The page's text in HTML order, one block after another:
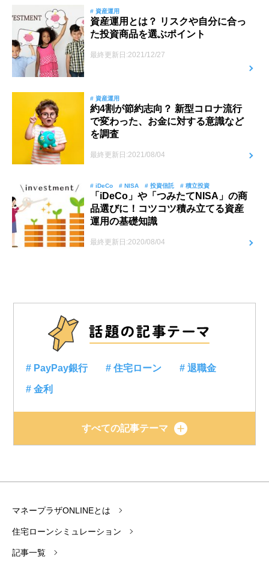
# 資産運用
資産運用とは？ リスクや自分に合っ
た投資商品を選ぶポイント
最終更新日:2021/12/27
# 資産運用
約4割が節約志向？ 新型コロナ流行
で変わった、お金に対する意識など
を調査
最終更新日:2021/08/04
# iDeCo # NISA # 投資信託 # 積立投資
「iDeCo」や「つみたてNISA」の商
品選びに！コツコツ積み立てる資産
運用の基礎知識
最終更新日:2020/08/04
# PayPay銀行 # 住宅ローン # 退職金
# 金利
すべての記事テーマ
マネープラザONLINEとは
住宅ローンシミュレーション
記事一覧